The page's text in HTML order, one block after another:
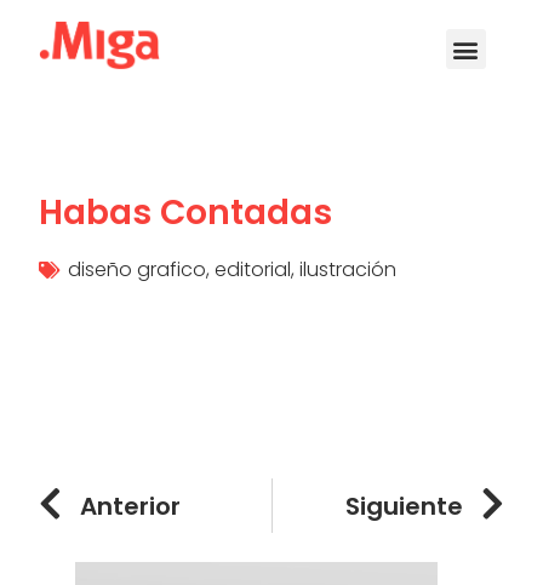
Habas Contadas
diseño grafico,editorial,ilustración
Anterior Siguiente